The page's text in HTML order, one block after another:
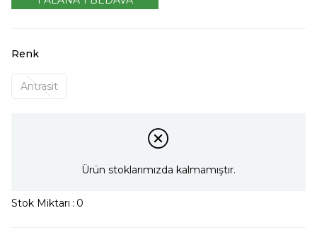
Renk
Antrasit
Ürün stoklarımızda kalmamıştır.
Stok Miktarı : 0